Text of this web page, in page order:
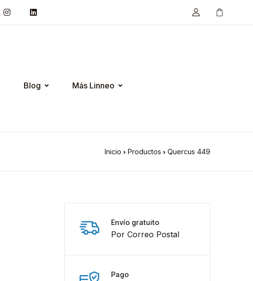
Blog Más Linneo
Inicio Productos Quercus 449
Envío gratuito
Por Correo Postal
Pago